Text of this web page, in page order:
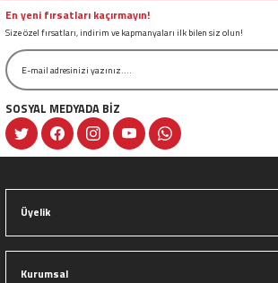
Bu ürüne benzer farklı alternatifler olmalı.
En yeni fırsatları kaçırmayın!
Size özel fırsatları, indirim ve kapmanyaları ilk bilen siz olun!
SOSYAL MEDYADA BİZ
Üyelik
Kurumsal